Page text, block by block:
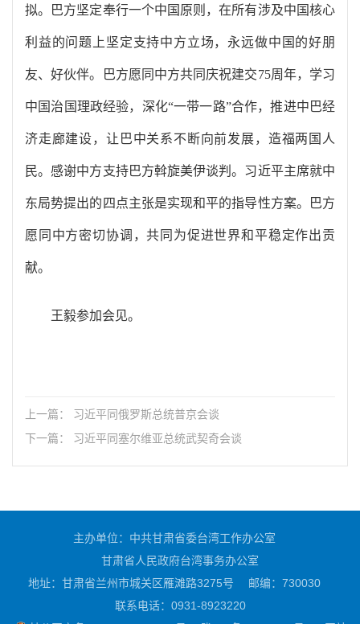
拟。巴方坚定奉行一个中国原则，在所有涉及中国核心
利益的问题上坚定支持中方立场，永远做中国的好朋
友、好伙伴。巴方愿同中方共同庆祝建交75周年，学习
中国治国理政经验，深化“一带一路”合作，推进中巴经
济走廊建设，让巴中关系不断向前发展，造福两国人
民。感谢中方支持巴方斡旋美伊谈判。习近平主席就中
东局势提出的四点主张是实现和平的指导性方案。巴方
愿同中方密切协调，共同为促进世界和平稳定作出贡
献。
王毅参加会见。
上一篇： 习近平同俄罗斯总统普京会谈
下一篇： 习近平同塞尔维亚总统武契奇会谈
主办单位：中共甘肃省委台湾工作办公室
甘肃省人民政府台湾事务办公室
地址：甘肃省兰州市城关区雁滩路3275号
邮编：730030
联系电话：0931-8923220